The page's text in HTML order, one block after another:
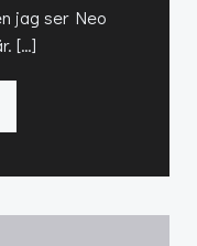
jag ser Neo
[…]